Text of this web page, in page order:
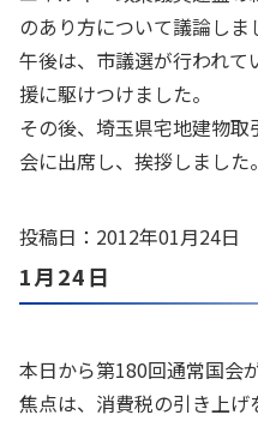
のあり方について議論しま
午後は、市議選が行われ
援に駆けつけました。
その後、埼玉県宅地建物
会に出席し、挨拶しました。
投稿日：2012年01月24日
1月24日
本日から第180回通常国会
焦点は、消費税の引き上